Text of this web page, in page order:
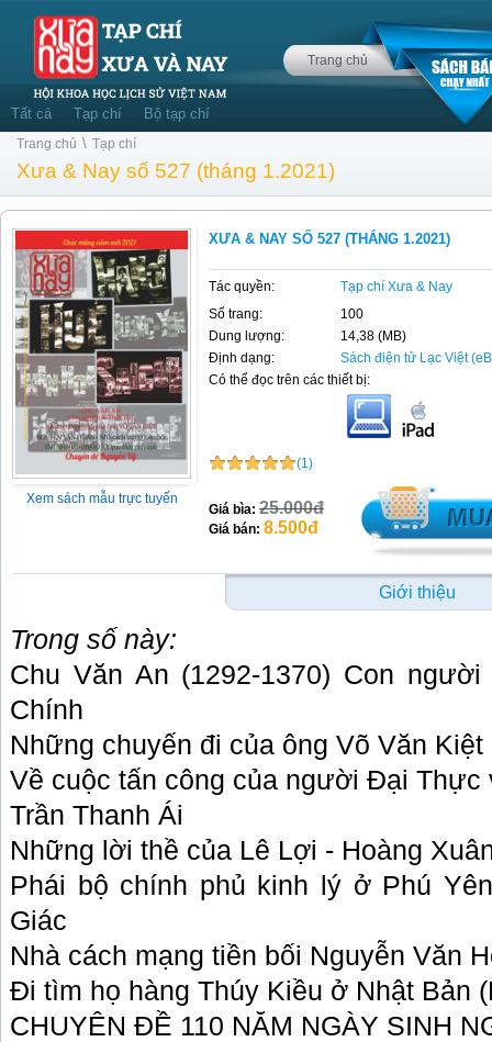
Trang chủ
Tất cả Tạp chí Bộ tạp chí
Trang chủ \ Tạp chí
Xưa & Nay số 527 (tháng 1.2021)
Xem sách mẫu trực tuyến
XƯA & NAY SỐ 527 (THÁNG 1.2021)
Tác quyền:
Tạp chí Xưa & Nay
Số trang:
100
Dung lượng:
14,38 (MB)
Định dạng:
Sách điện tử Lạc Việt
Có thể đọc trên các thiết bị:
(1)
Giá bìa: 25.000đ
Giá bán: 8.500đ
Giới thiệu
Trong số này:
Chu Văn An (1292-1370) Con
Chính
Những chuyến đi của ông Võ Văn
Về cuộc tấn công của người Đại Thực
Trần Thanh Ái
Những lời thề của Lê Lợi - Hoàng
Phái bộ chính phủ kinh lý ở Phú
Giác
Nhà cách mạng tiền bối Nguyễn Văn
Đi tìm họ hàng Thúy Kiều ở Nhật Bản
CHUYÊN ĐỀ 110 NĂM NGÀY SINH